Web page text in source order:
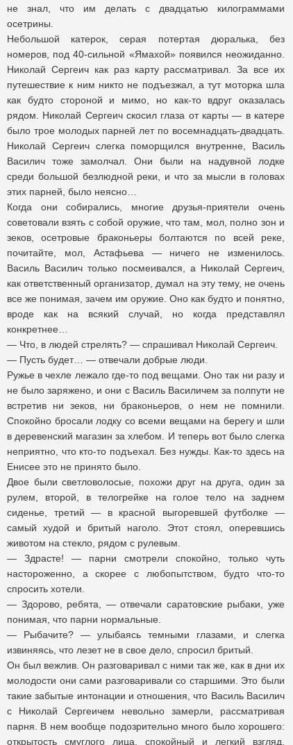
не знал, что им делать с двадцатью килограммами
осетрины.
Небольшой катерок, серая потертая дюралька, без
номеров, под 40-сильной «Ямахой» появился неожиданно.
Николай Сергеич как раз карту рассматривал. За все их
путешествие к ним никто не подъезжал, а тут моторка шла
как будто стороной и мимо, но как-то вдруг оказалась
рядом. Николай Сергеич скосил глаза от карты — в катере
было трое молодых парней лет по восемнадцать-двадцать.
Николай Сергеич слегка поморщился внутренне, Василь
Василич тоже замолчал. Они были на надувной лодке
среди большой безлюдной реки, и что за мысли в головах
этих парней, было неясно…
Когда они собирались, многие друзья-приятели очень
советовали взять с собой оружие, что там, мол, полно зон и
зеков, осетровые браконьеры болтаются по всей реке,
почитайте, мол, Астафьева — ничего не изменилось.
Василь Василич только посмеивался, а Николай Сергеич,
как ответственный организатор, думал на эту тему, не очень
все же понимая, зачем им оружие. Оно как будто и понятно,
вроде как на всякий случай, но когда представлял
конкретнее…
— Что, в людей стрелять? — спрашивал Николай Сергеич.
— Пусть будет… — отвечали добрые люди.
Ружье в чехле лежало где-то под вещами. Оно так ни разу и
не было заряжено, и они с Василь Василичем за полпути не
встретив ни зеков, ни браконьеров, о нем не помнили.
Спокойно бросали лодку со всеми вещами на берегу и шли
в деревенский магазин за хлебом. И теперь вот было слегка
неприятно, что кто-то подъехал. Без нужды. Как-то здесь на
Енисее это не принято было.
Двое были светловолосые, похожи друг на друга, один за
рулем, второй, в телогрейке на голое тело на заднем
сиденье, третий — в красной выгоревшей футболке —
самый худой и бритый наголо. Этот стоял, оперевшись
животом на стекло, рядом с рулевым.
— Здрасте! — парни смотрели спокойно, только чуть
настороженно, а скорее с любопытством, будто что-то
спросить хотели.
— Здорово, ребята, — отвечали саратовские рыбаки, уже
понимая, что парни нормальные.
— Рыбачите? — улыбаясь темными глазами, и слегка
извиняясь, что лезет не в свое дело, спросил бритый.
Он был вежлив. Он разговаривал с ними так же, как в дни их
молодости они сами разговаривали со старшими. Это были
такие забытые интонации и отношения, что Василь Василич
с Николай Сергеичем невольно замерли, рассматривая
парня. В нем вообще подозрительно много было хорошего:
открытость смуглого лица, спокойный и легкий взгляд,